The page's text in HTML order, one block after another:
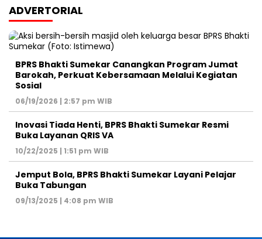
ADVERTORIAL
BPRS Bhakti Sumekar Canangkan Program Jumat
Barokah, Perkuat Kebersamaan Melalui Kegiatan
Sosial
06/19/2026 | 2:57 pm WIB
Inovasi Tiada Henti, BPRS Bhakti Sumekar Resmi
Buka Layanan QRIS VA
10/22/2025 | 1:51 pm WIB
Jemput Bola, BPRS Bhakti Sumekar Layani Pelajar
Buka Tabungan
09/13/2025 | 4:08 pm WIB